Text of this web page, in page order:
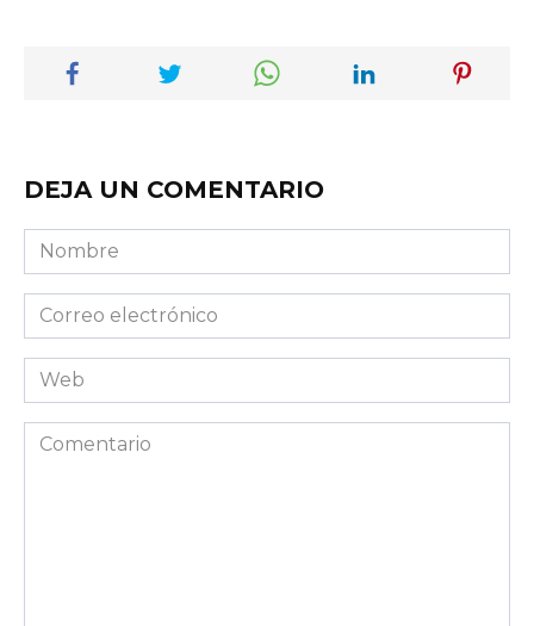
DEJA UN COMENTARIO
Nombre
Correo
electrónico
Web
Comentario